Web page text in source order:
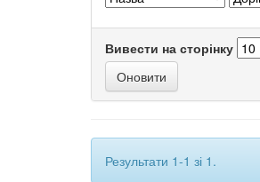
Вивести на сторінку
Результати 1-1 зі 1.